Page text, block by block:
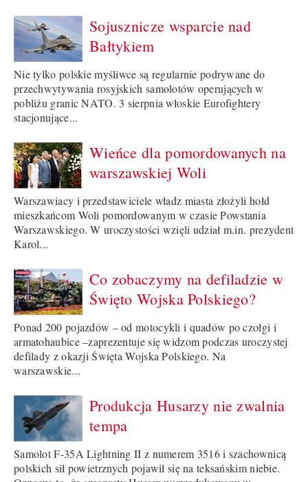
Sojusznicze wsparcie nad
Bałtykiem
Nie tylko polskie myśliwce są regularnie podrywane do
przechwytywania rosyjskich samolotów operujących w
pobliżu granic NATO. 3 sierpnia włoskie Eurofightery
stacjonujące...
Wieńce dla pomordowanych na
warszawskiej Woli
Warszawiacy i przedstawiciele władz miasta złożyli hołd
mieszkańcom Woli pomordowanym w czasie Powstania
Warszawskiego. W uroczystości wzięli udział m.in. prezydent
Karol...
Co zobaczymy na defiladzie w
Święto Wojska Polskiego?
Ponad 200 pojazdów – od motocykli i quadów po czołgi i
armatohaubice –zaprezentuje się widzom podczas uroczystej
defilady z okazji Święta Wojska Polskiego. Na
warszawskie...
Produkcja Husarzy nie zwalnia
tempa
Samolot F-35A Lightning II z numerem 3516 i szachownicą
polskich sił powietrznych pojawił się na teksańskim niebie.